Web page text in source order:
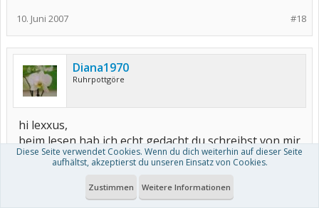
#18
10. Juni 2007
Diana1970
Ruhrpottgöre
hi lexxus,
beim lesen hab ich echt gedacht du schreibst von mir
ich bin auch eine "landkarte"
auch die knie ein,aber immer nur eines,die arme und
hände wenn ich auf dem rücken liege oder wenn auf
Diese Seite verwendet Cookies. Wenn du dich weiterhin auf dieser Seite
aufhältst, akzeptierst du unseren Einsatz von Cookies.
Zustimmen Weitere Informationen